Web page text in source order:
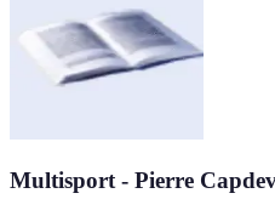
Multisport - Pierre